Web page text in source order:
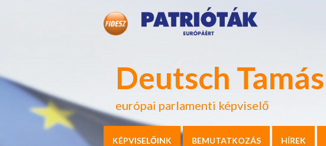
Deutsch Tamás
európai parlamenti képviselő
KÉPVISELŐINK BEMUTATKOZÁS HÍREK